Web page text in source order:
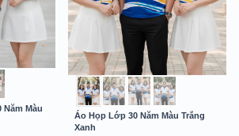
Màu
Áo Họp Lớp 30 Năm Màu Trắng
Xanh